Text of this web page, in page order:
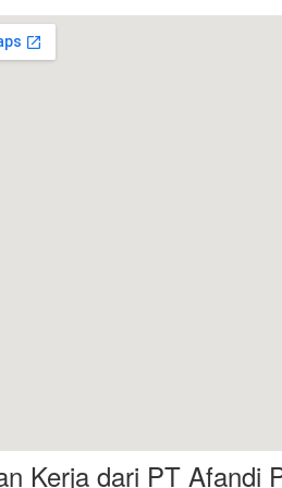
Kerja dari PT Afandi